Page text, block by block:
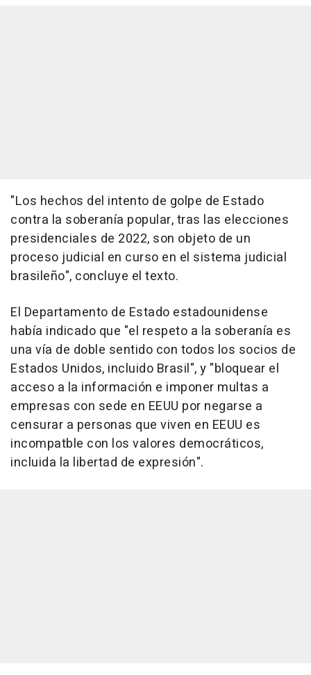
"Los hechos del intento de golpe de Estado
contra la soberanía popular, tras las elecciones
presidenciales de 2022, son objeto de un
proceso judicial en curso en el sistema judicial
brasileño", concluye el texto.
El Departamento de Estado estadounidense
había indicado que "el respeto a la soberanía es
una vía de doble sentido con todos los socios de
Estados Unidos, incluido Brasil", y "bloquear el
acceso a la información e imponer multas a
empresas con sede en EEUU por negarse a
censurar a personas que viven en EEUU es
incompatble con los valores democráticos,
incluida la libertad de expresión".